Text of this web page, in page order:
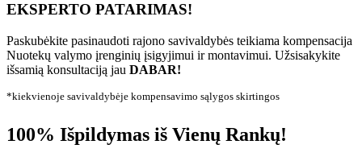
EKSPERTO PATARIMAS!
Paskubėkite pasinaudoti rajono savivaldybės teikiama kompensacija
Nuotekų valymo įrenginių įsigyjimui ir montavimui. Užsisakykite
išsamią konsultaciją jau DABAR!
*kiekvienoje savivaldybėje kompensavimo sąlygos skirtingos
100% Išpildymas iš Vienų Rankų!